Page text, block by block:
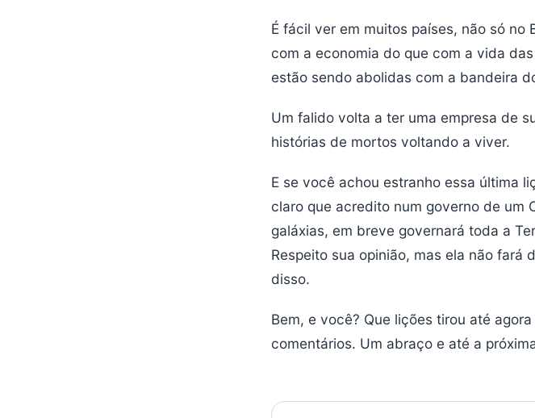
É fácil ver em muitos países, não só
com a economia do que com a vida
estão sendo abolidas com a bandeira
Um falido volta a ter uma empresa de
histórias de mortos voltando a viver.
E se você achou estranho essa última
claro que acredito num governo de um
galáxias, em breve governará toda a
Respeito sua opinião, mas ela não fará
disso.
Bem, e você? Que lições tirou até
comentários. Um abraço e até a